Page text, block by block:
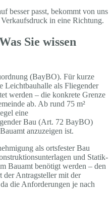
besser passt, bekommt von uns
in eine Richtung.
Sie wissen
(BayBO). Für kurze
Leichtbauhalle als Fliegender
werden – die konkrete Grenze
ab. Ab rund 75 m²
eine
Bau (Art. 72 BayBO)
anzuzeigen ist.
als ortsfester Bau
und Statik-
Bauamt benötigt werden – den
der Antragsteller mit der
die Anforderungen je nach